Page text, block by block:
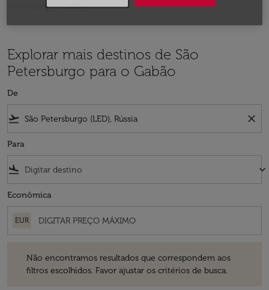
Petersburgo - Gabão
Explorar mais destinos de São
Petersburgo para o Gabão
De
flight_takeoff close
Para
flight_land keyboard_arrow_down
Econômica
EUR
Não encontramos resultados que correspondem aos
filtros escolhidos. Favor ajustar os critérios de busca.